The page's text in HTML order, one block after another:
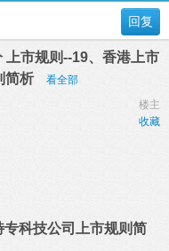
回复
上市规则--19、香港上市
简析
看全部
楼主
收藏
科技公司上市规则简